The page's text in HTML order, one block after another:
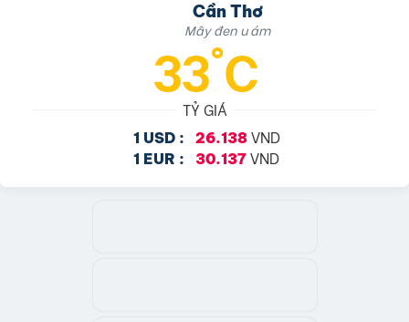
Cần Thơ
Mây đen u ám
33°C
TỶ GIÁ
1 USD : 26.138VND
1 EUR : 30.137 VND